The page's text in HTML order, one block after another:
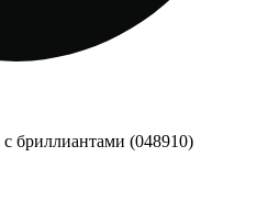
с бриллиантами (048910)